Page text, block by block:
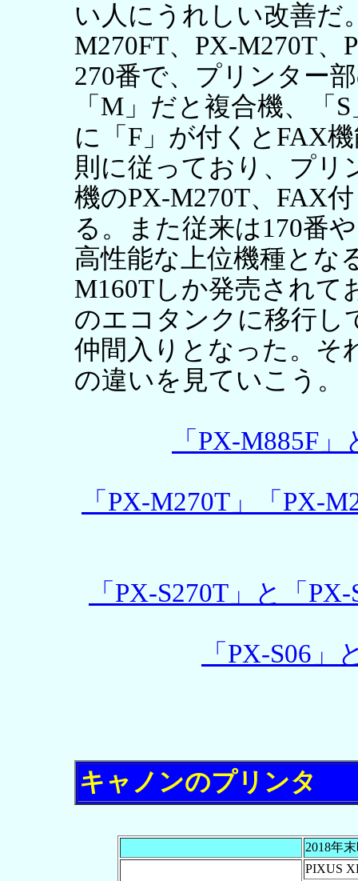
い人にうれしい改善だ
M270FT、PX-M270T
270番で、プリンター
「M」だと複合機、「
に「F」が付くとFAX
則に従っており、プリ
機のPX-M270T、FAX
る。また従来は170番
高性能な上位機種とな
M160Tしか発売されて
のエコタンクに移行し
仲間入りとなった。そ
の違いを見ていこう。
「PX-M885F
「PX-M270T」「PX-
「PX-S270T」と「
「PX-S06」
キャノンのプリンタ
2018年
PIXUS